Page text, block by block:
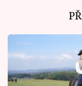
Sledujte nás